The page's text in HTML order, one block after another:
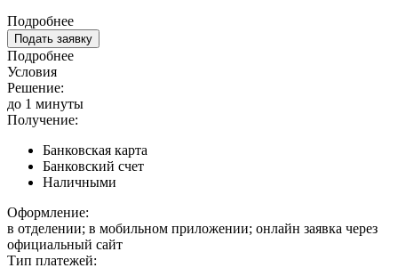
Подробнее
Подать заявку
Подробнее
Условия
Решение:
до 1 минуты
Получение:
Банковская карта
Банковский счет
Наличными
Оформление:
в отделении; в мобильном приложении; онлайн заявка через
официальный сайт
Тип платежей: